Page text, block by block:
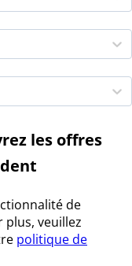
les offres
de
plus, veuillez
politique de